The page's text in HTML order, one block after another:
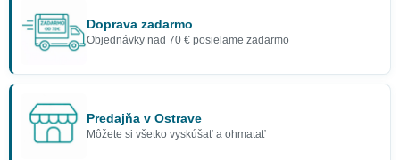
Doprava zadarmo
Objednávky nad 70 € posielame zadarmo
Predajňa v Ostrave
Môžete si všetko vyskúšať a ohmatať